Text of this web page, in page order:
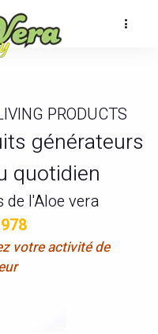
PRODUCTS
générateurs
quotidien
l'Aloe vera
votre activité de